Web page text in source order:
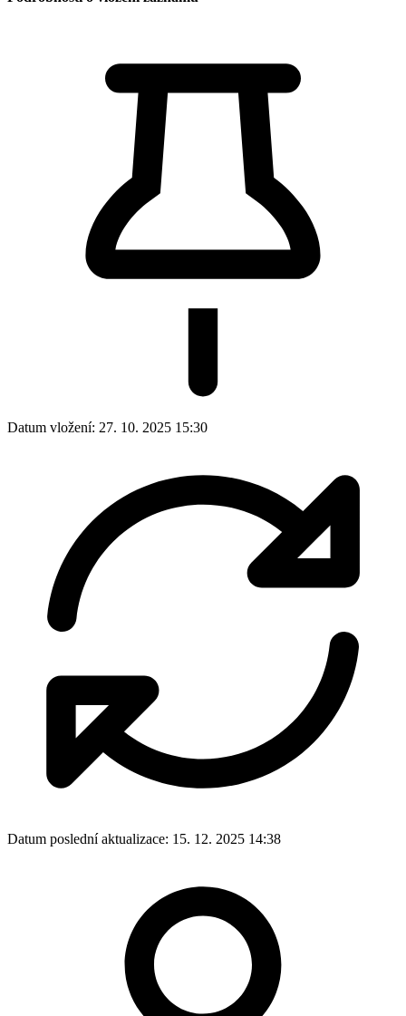
Datum vložení: 27. 10. 2025 15:30
Datum poslední aktualizace: 15. 12. 2025 14:38